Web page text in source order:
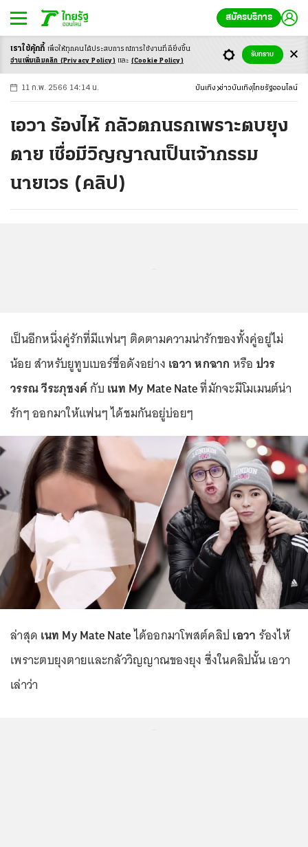
สมัครบริการ
-ก ก ก+
11 ก.พ. 2566 14:14 น. บันเทิง ข่าวบันเทิง ไทยรัฐออนไลน์
เอวา ร้องไห้ กลัวตกนรกเพราะตบยุง
ตาย เชื่อมีวิญญาณเป็นเจ้ากรรม
นายเวร (คลิป)
เป็นอีกหนึ่งคู่รักที่มีแฟนๆ ติดตามความน่ารักของทั้งคู่อยู่ไม่
น้อย สำหรับยูทูบเบอร์ชื่อดังอย่าง เอวา หกฉาก หรือ ปวร
วรรณ วีระภุชงค์กับ เนท My Mate Nateที่มักจะมีโมเมนต์น่า
รักๆ ออกมาให้แฟนๆ ได้ชมกันอยู่บ่อยๆ
ล่าสุด เนท My Mate Nateได้ออกมาโพสต์คลิป เอวา ร้องไห้
เพราะตบยุงตายเเละกลัววิญญาณของยุง ซึ่งในคลิปนั้น เอวา
เล่าว่า
เราใช้คุ้กกี้ เพื่อให้ทุกคนได้ประสบการณ์การใช้งานที่ดียิ่งขึ้น
อ่านเพิ่มเติมคลิก (Privacy Policy) และ (Cookie Policy)
รับทราบ